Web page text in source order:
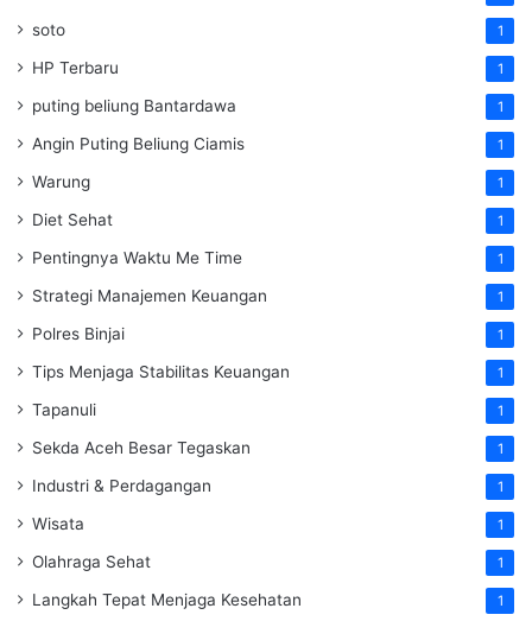
soto 1
HP Terbaru 1
puting beliung Bantardawa 1
Angin Puting Beliung Ciamis 1
Warung 1
Diet Sehat 1
Pentingnya Waktu Me Time 1
Strategi Manajemen Keuangan 1
Polres Binjai 1
Tips Menjaga Stabilitas Keuangan 1
Tapanuli 1
Sekda Aceh Besar Tegaskan 1
Industri & Perdagangan 1
Wisata 1
Olahraga Sehat 1
Langkah Tepat Menjaga Kesehatan 1